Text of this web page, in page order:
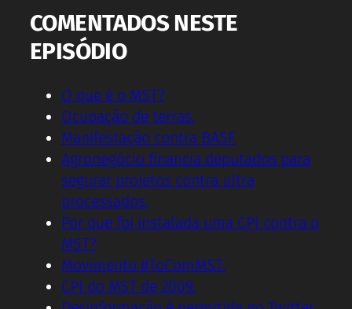
COMENTADOS NESTE
EPISÓDIO
O que é o MST?
Ocupação de terras.
Manifestação contra BASF.
Agronegócio financia deputados para
segurar projetos contra ultra
processados.
Por que foi instalada uma CPI contra o
MST?
Movimento #ToComMST.
CPI do MST de 2009.